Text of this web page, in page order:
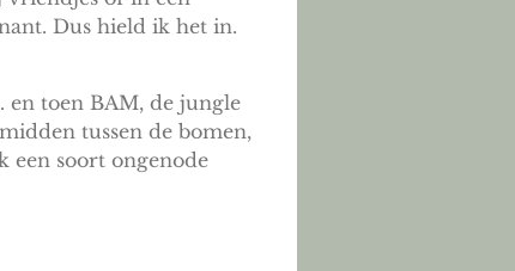
Dus hield ik het in.
en toen BAM, de jungle
tussen de bomen,
een soort ongenode